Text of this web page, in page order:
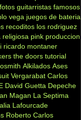
fotos guitarristas famosos
vega juegos de bateria
recoditos los rodriguez
religiosa pink produccion
ricardo montaner
the doors tutorial
Alkilados Ases
Vergarabat Carlos
David Guetta Depeche
Magan La Septima
Lafourcade
Roberto Carlos